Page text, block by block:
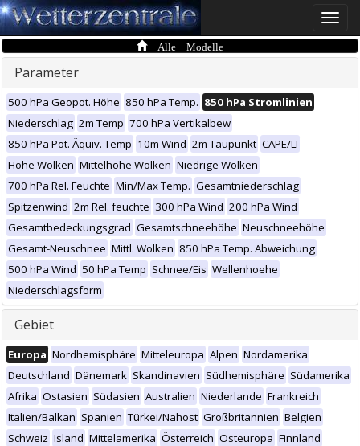
Toggle
Alle Modelle
Parameter
500 hPa Geopot. Höhe 850 hPa Temp. 850 hPa Stromlinien
Niederschlag 2m Temp 700 hPa Vertikalbew
850 hPa Pot. Äquiv. Temp 10m Wind 2m Taupunkt CAPE/LI
Hohe Wolken Mittelhohe Wolken Niedrige Wolken
700 hPa Rel. Feuchte Min/Max Temp. Gesamtniederschlag
Spitzenwind 2m Rel. feuchte 300 hPa Wind 200 hPa Wind
Gesamtbedeckungsgrad Gesamtschneehöhe Neuschneehöhe
Gesamt-Neuschnee Mittl. Wolken 850 hPa Temp. Abweichung
500 hPa Wind 50 hPa Temp Schnee/Eis Wellenhoehe
Niederschlagsform
Gebiet
Europa Nordhemisphäre Mitteleuropa Alpen Nordamerika
Deutschland Dänemark Skandinavien Südhemisphäre Südamerika
Afrika Ostasien Südasien Australien Niederlande Frankreich
Italien/Balkan Spanien Türkei/Nahost Großbritannien Belgien
Schweiz Island Mittelamerika Österreich Osteuropa Finnland